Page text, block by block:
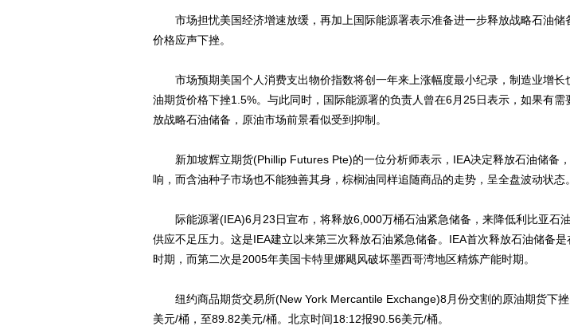
市场担忧美国经济增速放缓，再加上国际能源署表示准备进一步释放战略石油储
价格应声下挫。
市场预期美国个人消费支出物价指数将创一年来上涨幅度最小纪录，制造业增长
油期货价格下挫1.5%。与此同时，国际能源署的负责人曾在6月25日表示，如果有需
放战略石油储备，原油市场前景看似受到抑制。
新加坡辉立期货(Phillip Futures Pte)的一位分析师表示，IEA决定释放石油储备
响，而含油种子市场也不能独善其身，棕榈油同样追随商品的走势，呈全盘波动状态。
际能源署(IEA)6月23日宣布，将释放6,000万桶石油紧急储备，来降低利比亚石
供应不足压力。这是IEA建立以来第三次释放石油紧急储备。IEA首次释放石油储备
时期，而第二次是2005年美国卡特里娜飓风破坏墨西哥湾地区精炼产能时期。
纽约商品期货交易所(New York Mercantile Exchange)8月份交割的原油期货下
美元/桶，至89.82美元/桶。北京时间18:12报90.56美元/桶。